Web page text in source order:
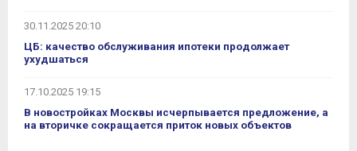
30.11.2025 20:10
ЦБ: качество обслуживания ипотеки продолжает
ухудшаться
17.10.2025 19:15
В новостройках Москвы исчерпывается предложение, а
на вторичке сокращается приток новых объектов